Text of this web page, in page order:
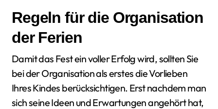
Regeln für die Organisation
der Ferien
Damit das Fest ein voller Erfolg wird, sollten Sie
bei der Organisation als erstes die Vorlieben
Ihres Kindes berücksichtigen. Erst nachdem man
sich seine Ideen und Erwartungen angehört hat,